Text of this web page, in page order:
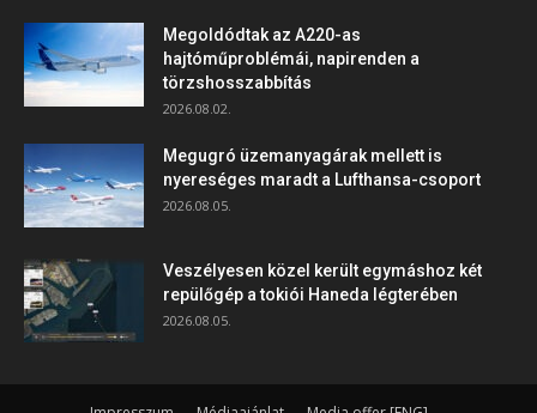
Megoldódtak az A220-as
hajtóműproblémái, napirenden a
törzshosszabbítás
2026.08.02.
Megugró üzemanyagárak mellett is
nyereséges maradt a Lufthansa-csoport
2026.08.05.
Veszélyesen közel került egymáshoz két
repülőgép a tokiói Haneda légterében
2026.08.05.